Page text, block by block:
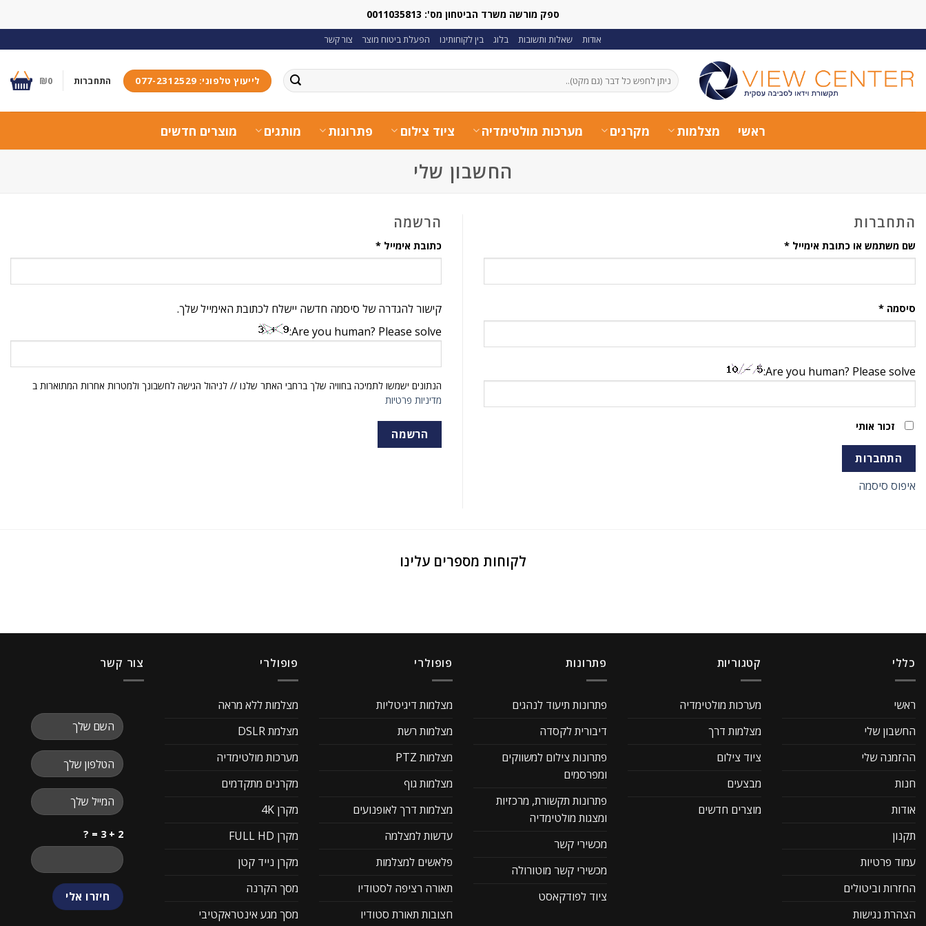
ספק מורשה משרד הביטחון מס': 0011035813
אודות שאלות ותשובות בלוג בין לקוחותינו הפעלת ביטוח מוצר צור קשר
חיפוש
עבור:
לייעוץ טלפוני: 077-2312529 התחברות ₪0
ראשי מצלמות מקרנים מערכות מולטימדיה ציוד צילום פתרונות מותגים מוצרים חדשים
החשבון שלי
התחברות
שם משתמש או כתובת אימייל *חובה
סיסמה *חובה
Are you human? Please solve:
זכור אותי
התחברות
איפוס סיסמה
הרשמה
כתובת אימייל *חובה
קישור להגדרה של סיסמה חדשה יישלח לכתובת האימייל שלך.
Are you human? Please solve:
הנתונים ישמשו לתמיכה בחוויה שלך ברחבי האתר שלנו // לניהול הגישה לחשבונך ולמטרות אחרות המתוארות ב
מדיניות פרטיות
הרשמה
לקוחות מספרים עלינו
כללי
ראשי
החשבון שלי
ההזמנה שלי
חנות
אודות
תקנון
עמוד פרטיות
החזרות וביטולים
הצהרת נגישות
קטגוריות
מערכות מולטימדיה
מצלמות דרך
ציוד צילום
מבצעים
מוצרים חדשים
פתרונות
פתרונות תיעוד לנהגים
דיבורית לקסדה
פתרונות צילום למשווקים
ומפרסמים
פתרונות תקשורת, מרכזיות
ומצגות מולטימדיה
מכשירי קשר
מכשירי קשר מוטורולה
ציוד לפודקאסט
פופולרי
מצלמות דיגיטליות
מצלמות רשת
מצלמות PTZ
מצלמות גוף
מצלמות דרך לאופנועים
עדשות למצלמה
פלאשים למצלמות
תאורה רציפה לסטודיו
חצובות תאורת סטודיו
פופולרי
מצלמות ללא מראה
מצלמת DSLR
מערכות מולטימדיה
מקרנים מתקדמים
מקרן 4K
מקרן FULL HD
מקרן נייד קטן
מסך הקרנה
מסך מגע אינטראקטיבי
צור קשר
2 + 3 = ?